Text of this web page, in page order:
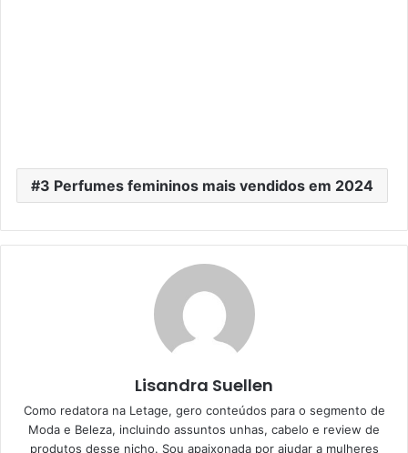
3 Perfumes femininos mais vendidos em 2024
Lisandra Suellen
Como redatora na Letage, gero conteúdos para o segmento de
Moda e Beleza, incluindo assuntos unhas, cabelo e review de
produtos desse nicho. Sou apaixonada por ajudar a mulheres